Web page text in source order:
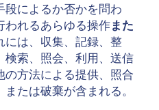
段によるか否かを問わ
われるあらゆる操作また
には、収集、記録、整
検索、照会、利用、送信
の方法による提供、照合
たは破棄が含まれる。